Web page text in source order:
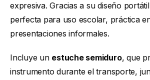
expresiva. Gracias a su diseño
perfecta para uso escolar, práctica
presentaciones informales.
Incluye un estuche semiduro, que
instrumento durante el transporte,